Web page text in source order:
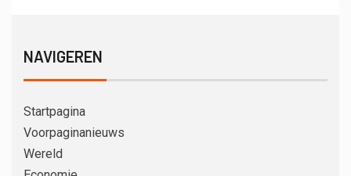
NAVIGEREN
Startpagina
Voorpaginanieuws
Wereld